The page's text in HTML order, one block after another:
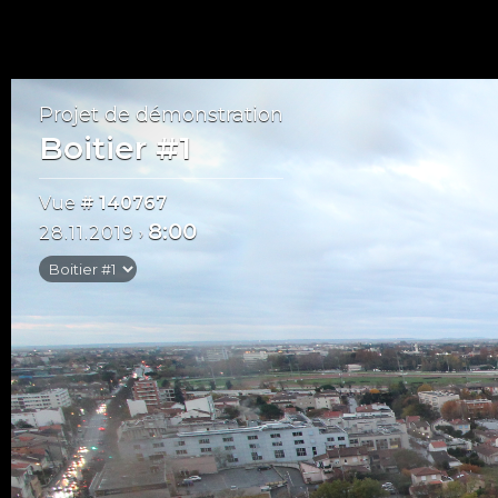
Projet de démonstration
Boitier #1
Vue # 140767
28.11.2019 › 8:00